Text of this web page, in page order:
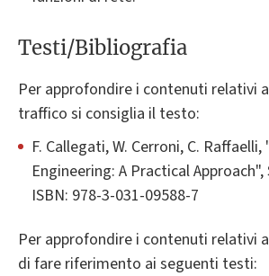
Testi/Bibliografia
Per approfondire i contenuti relativi
traffico si consiglia il testo:
F. Callegati, W. Cerroni, C.
Engineering: A Practical Approach",
ISBN: 978-3-031-09588-7
Per approfondire i contenuti relativi
di fare riferimento ai seguenti testi: